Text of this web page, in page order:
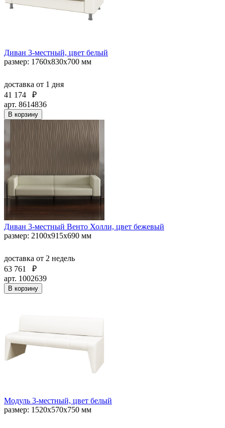
Диван 3-местный, цвет белый
размер: 1760х830х700 мм
доставка от 1 дня
41 174
₽
арт. 8614836
В корзину
Диван 3-местный Венто Холли, цвет бежевый
размер: 2100х915х690 мм
доставка от 2 недель
63 761
₽
арт. 1002639
В корзину
Модуль 3-местный, цвет белый
размер: 1520х570х750 мм